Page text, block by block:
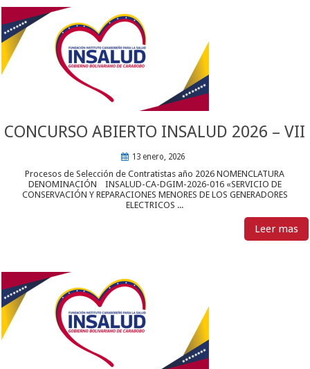
CONCURSO ABIERTO INSALUD 2026 – VII
13 enero, 2026
Procesos de Selección de Contratistas año 2026 NOMENCLATURA
DENOMINACIÓN INSALUD-CA-DGIM-2026-016 «SERVICIO DE
CONSERVACIÓN Y REPARACIONES MENORES DE LOS GENERADORES
ELECTRICOS ...
Leer mas